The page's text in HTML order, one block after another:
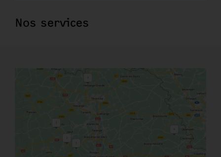
Nos services